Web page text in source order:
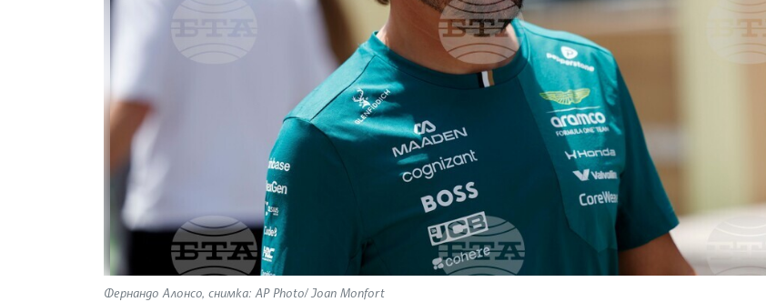
Фернандо Алонсо, снимка: AP Photo/ Joan Monfort